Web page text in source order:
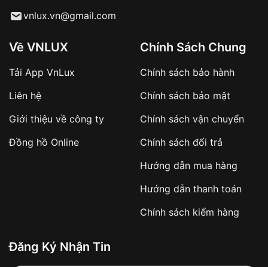
Từ khóa SEO:
sản phẩm đặc biệt
hàng
Số tiền còn lại thanh toán khi nhận hàng hoặc
✔️ Đảm bảo xử lý đơn hàng nhanh chóng
✔️ Hạn chế tình trạng hủy đơn không mong
Từ khóa SEO:
vnlux.vn@gmail.com
Về VNLUX
Tải App VnLux
Liên hệ
Giới thiệu về công ty
Đồng hồ Online
Chính Sách Chung
Chính sách bảo hành
Chính sách bảo mật
Chính sách vận chuyển
Chính sách đổi trả
Hướng dẫn mua hàng
Hướng dẫn thanh toán
Chính sách kiểm hàng
Đăng Ký Nhận Tin